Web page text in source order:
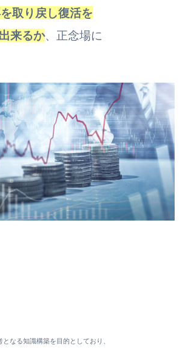
取り戻し復活を
来るか、正念場に
なる知識構築を目的としており、